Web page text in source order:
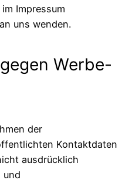
Impressum
uns wenden.
Werbe-
der
Kontaktdaten
ausdrücklich
und